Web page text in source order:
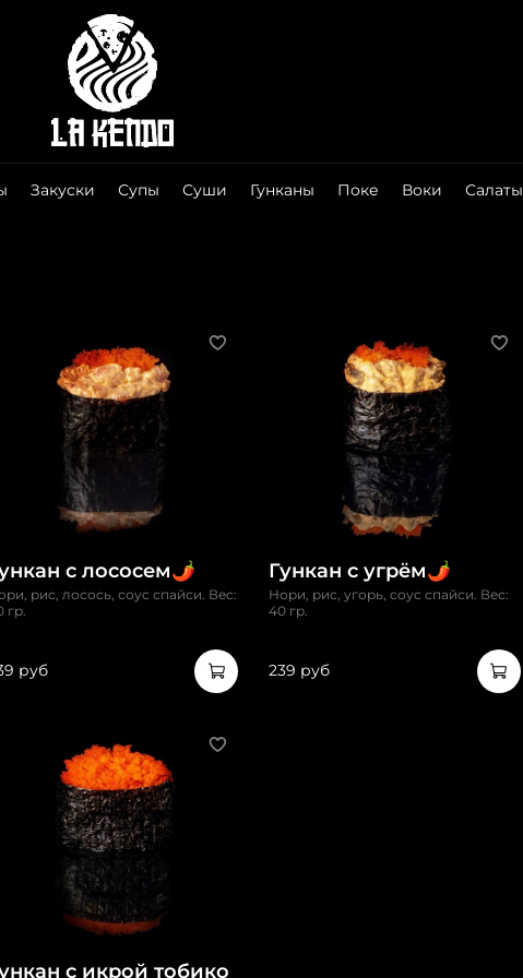
Закуски Супы Суши Гунканы Поке Воки Салаты
с лососем🌶️
рис, лосось, соус спайси. Вес:
гр.
руб
Гункан с угрём🌶️
Нори, рис, угорь, соус спайси. Вес:
40 гр.
239 руб
с икрой тобико